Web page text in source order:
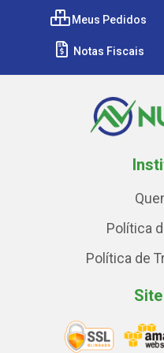
Meus Pedidos
Notas Fiscais
Política
Política de